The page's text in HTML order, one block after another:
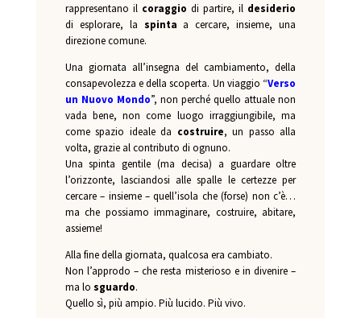
rappresentano il coraggio di partire, il desiderio
di esplorare, la spinta a cercare, insieme, una
direzione comune.
Una giornata all’insegna del cambiamento, della
consapevolezza e della scoperta. Un viaggio “Verso
un Nuovo Mondo”, non perché quello attuale non
vada bene, non come luogo irraggiungibile, ma
come spazio ideale da costruire, un passo alla
volta, grazie al contributo di ognuno.
Una spinta gentile (ma decisa) a guardare oltre
l’orizzonte, lasciandosi alle spalle le certezze per
cercare – insieme – quell’isola che (forse) non c’è…
ma che possiamo immaginare, costruire, abitare,
assieme!
Alla fine della giornata, qualcosa era cambiato.
Non l’approdo – che resta misterioso e in divenire –
ma lo sguardo.
Quello sì, più ampio. Più lucido. Più vivo.